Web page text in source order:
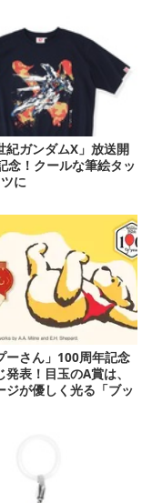
紀ガンダムX」放送開
念！クールな筆絵タッ
に
ーさん」100周年記念
表！目玉のA賞は、
ジが優しく光る「ブッ
ライト」